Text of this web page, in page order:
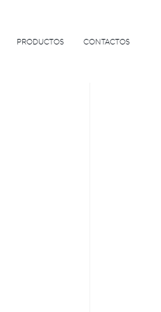
PRODUCTOS CONTACTOS